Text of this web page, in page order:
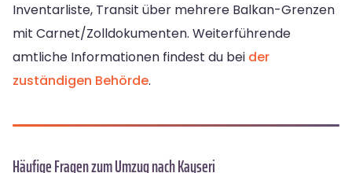
Inventarliste, Transit über mehrere Balkan-Grenzen
mit Carnet/Zolldokumenten. Weiterführende
amtliche Informationen findest du bei der
zuständigen Behörde.
Häufige Fragen zum Umzug nach Kayseri